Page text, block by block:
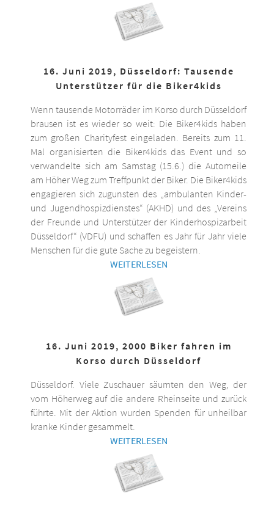
16. Juni 2019, Düsseldorf: Tausende
Unterstützer für die Biker4kids
Wenn tausende Motorräder im Korso durch Düsseldorf
brausen ist es wieder so weit: Die Biker4kids haben
zum großen Charityfest eingeladen. Bereits zum 11.
Mal organisierten die Biker4kids das Event und so
verwandelte sich am Samstag (15.6.) die Automeile
am Höher Weg zum Treffpunkt der Biker. Die Biker4kids
engagieren sich zugunsten des „ambulanten Kinder-
und Jugendhospizdienstes“ (AKHD) und des „Vereins
der Freunde und Unterstützer der Kinderhospizarbeit
Düsseldorf“ (VDFU) und schaffen es Jahr für Jahr viele
Menschen für die gute Sache zu begeistern.
WEITERLESEN
16. Juni 2019, 2000 Biker fahren im
Korso durch Düsseldorf
Düsseldorf. Viele Zuschauer säumten den Weg, der
vom Höherweg auf die andere Rheinseite und zurück
führte. Mit der Aktion wurden Spenden für unheilbar
kranke Kinder gesammelt.
WEITERLESEN